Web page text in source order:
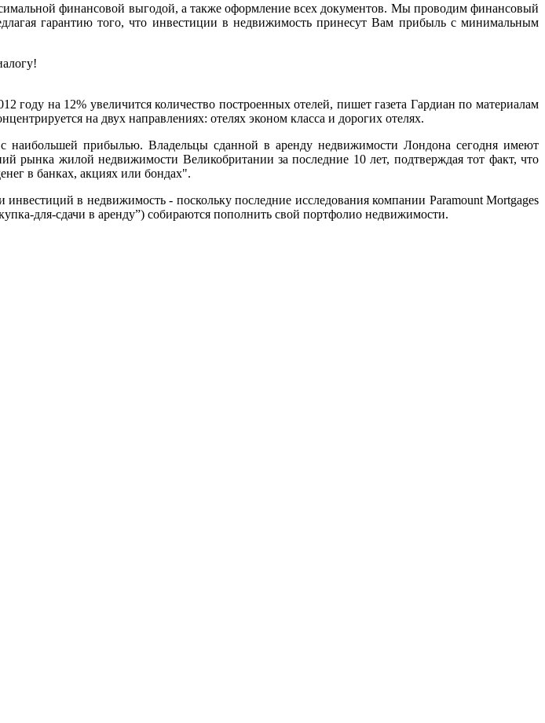
финансовой выгодой, а также оформление всех документов. Мы проводим финансовый
гарантию того, что инвестиции в недвижимость принесут Вам прибыль с минимальным
на 12% увеличится количество построенных отелей, пишет газета Гардиан по материалам
на двух направлениях: отелях эконом класса и дорогих отелях.
прибылью. Владельцы сданной в аренду недвижимости Лондона сегодня имеют
рынка жилой недвижимости Великобритании за последние 10 лет, подтверждая тот факт, что
в банках, акциях или бондах".
в недвижимость - поскольку последние исследования компании Paramount Mortgages
для-сдачи в аренду”) собираются пополнить свой портфолио недвижимости.